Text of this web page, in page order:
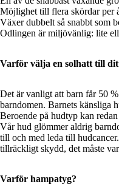
Möjlighet till flera skördar per
Växer dubbelt så snabbt som
Odlingen är miljövänlig: lite
Varför välja en solhatt till
Det är vanligt att barn får 50
barndomen. Barnets känsliga
Beroende på hudtyp kan
Vår hud glömmer aldrig
till och med leda till
tillräckligt skydd, det måste
Varför hampatyg?